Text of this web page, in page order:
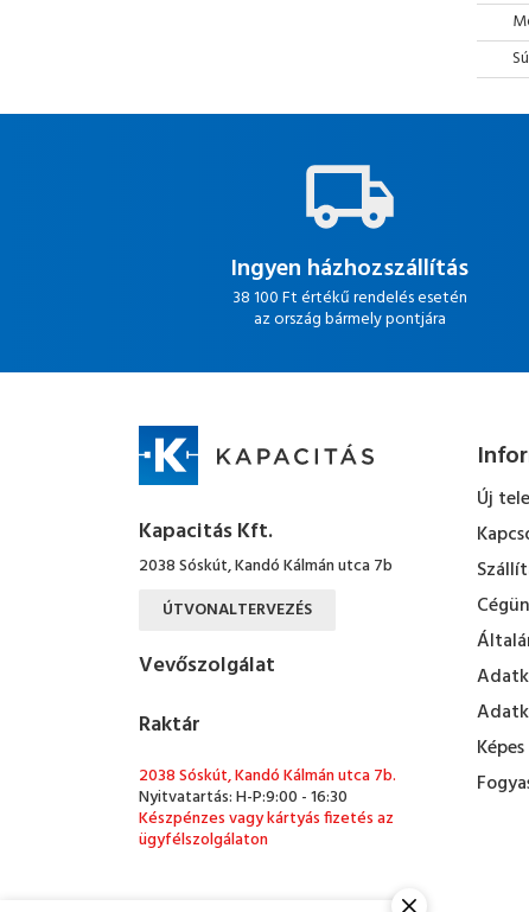
Ingyen házhozszállítás
38 100 Ft értékű rendelés esetén
az ország bármely pontjára
Kapacitás Kft.
2038 Sóskút, Kandó Kálmán utca 7b
ÚTVONALTERVEZÉS
Vevőszolgálat
Raktár
2038 Sóskút, Kandó Kálmán utca 7b.
Nyitvatartás: H-P:9:00 - 16:30
Készpénzes vagy kártyás fizetés az
ügyfélszolgálaton
Új